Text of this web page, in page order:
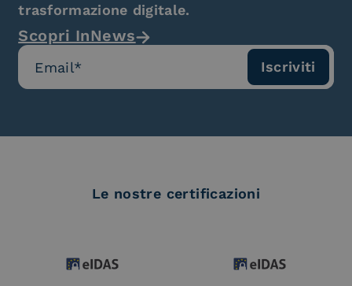
trasformazione digitale.
Scopri InNews
Le nostre certificazioni